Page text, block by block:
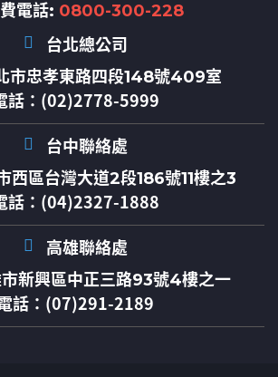
電話: 0800-300-228
台北總公司
市忠孝東路四段148號409室
話：(02)2778-5999
台中聯絡處
西區台灣大道2段186號11樓之3
話：(04)2327-1888
高雄聯絡處
新興區中正三路93號4樓之一
話：(07)291-2189